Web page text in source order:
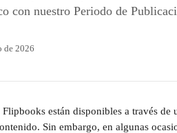
con nuestro Periodo de
de 2026
Flipbooks están disponibles a través
Sin embargo, en algunas